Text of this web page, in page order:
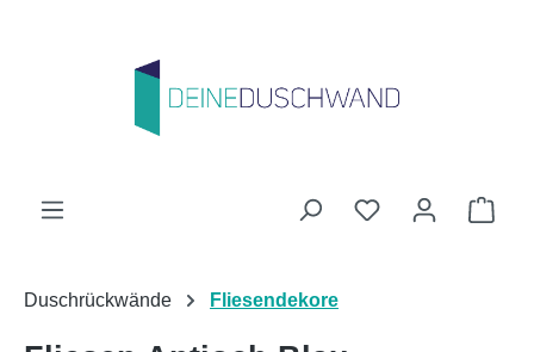
Du hast 0
Duschrückwände Fliesendekore